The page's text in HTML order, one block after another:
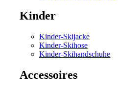
Kinder
Kinder-Skijacke
Kinder-Skihose
Kinder-Skihandschuhe
Accessoires